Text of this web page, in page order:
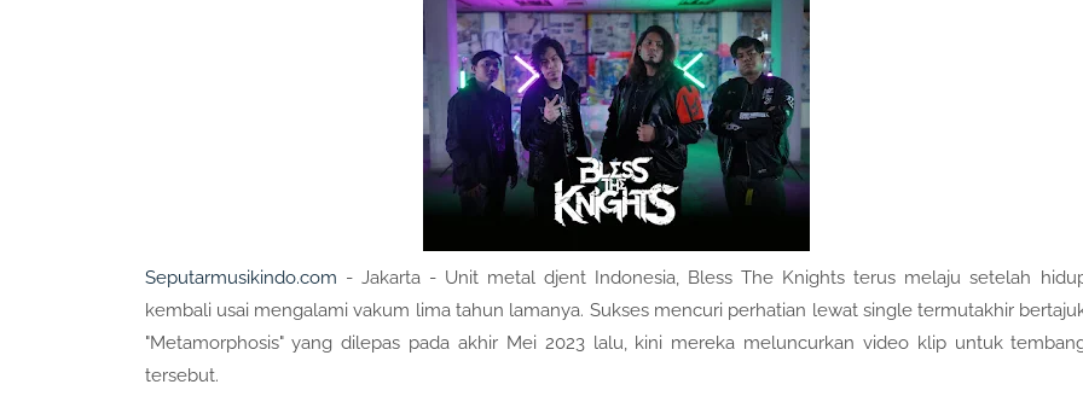
Seputarmusikindo.com - Jakarta - Unit metal djent Indonesia, Bless The Knights terus melaju setelah
kembali usai mengalami vakum lima tahun lamanya. Sukses mencuri perhatian lewat single termutakhir
"Metamorphosis" yang dilepas pada akhir Mei 2023 lalu, kini mereka meluncurkan video klip untuk
tersebut.